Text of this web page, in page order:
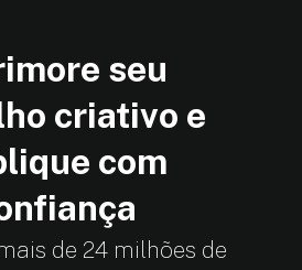
seu
criativo e
com
de 24 milhões de